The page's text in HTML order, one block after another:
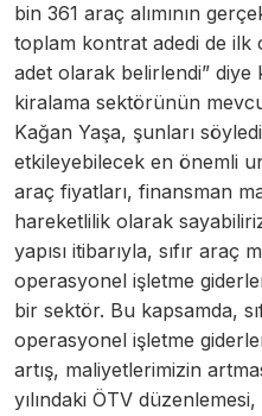
bin 361 araç alımının
toplam kontrat adedi de ilk
adet olarak belirlendi”
kiralama sektörünün
Kağan Yaşa, şunları
etkileyebilecek en önemli
araç fiyatları, finansman
hareketlilik olarak
yapısı itibarıyla, sıfır araç
operasyonel işletme
bir sektör. Bu kapsamda,
operasyonel işletme
artış, maliyetlerimizin
yılındaki ÖTV